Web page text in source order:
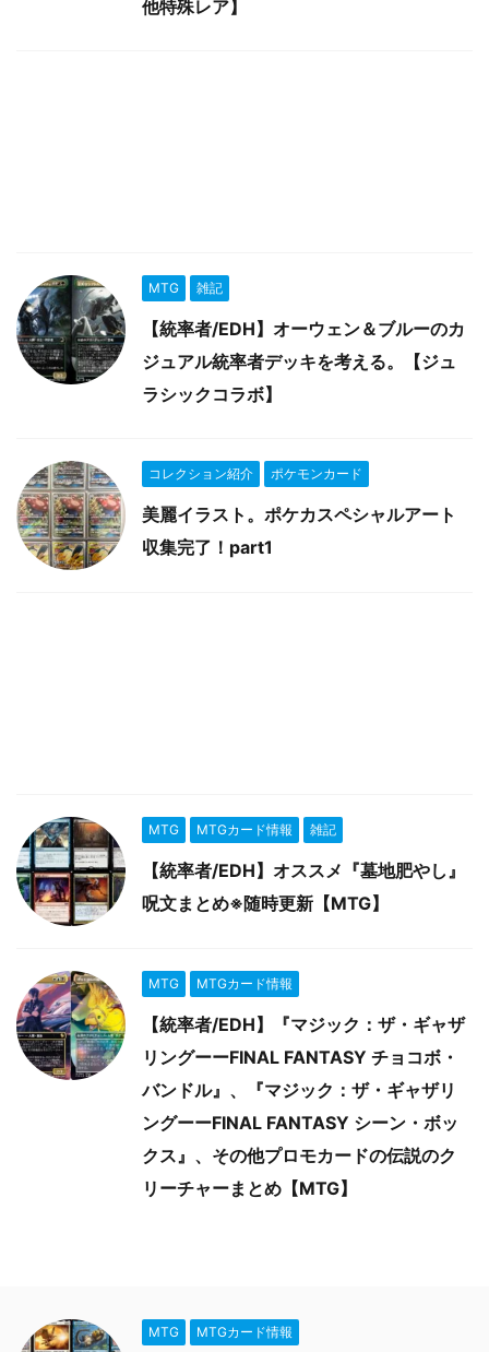
他特殊レア】
MTG 雑記
【統率者/EDH】オーウェン＆ブルーのカ
ジュアル統率者デッキを考える。【ジュ
ラシックコラボ】
コレクション紹介 ポケモンカード
美麗イラスト。ポケカスペシャルアート
収集完了！part1
MTG MTGカード情報 雑記
【統率者/EDH】オススメ『墓地肥やし』
呪文まとめ※随時更新【MTG】
MTG MTGカード情報
【統率者/EDH】『マジック：ザ・ギャザ
リングーーFINAL FANTASY チョコボ・
バンドル』、『マジック：ザ・ギャザリ
ングーーFINAL FANTASY シーン・ボッ
クス』、その他プロモカードの伝説のク
リーチャーまとめ【MTG】
MTG MTGカード情報